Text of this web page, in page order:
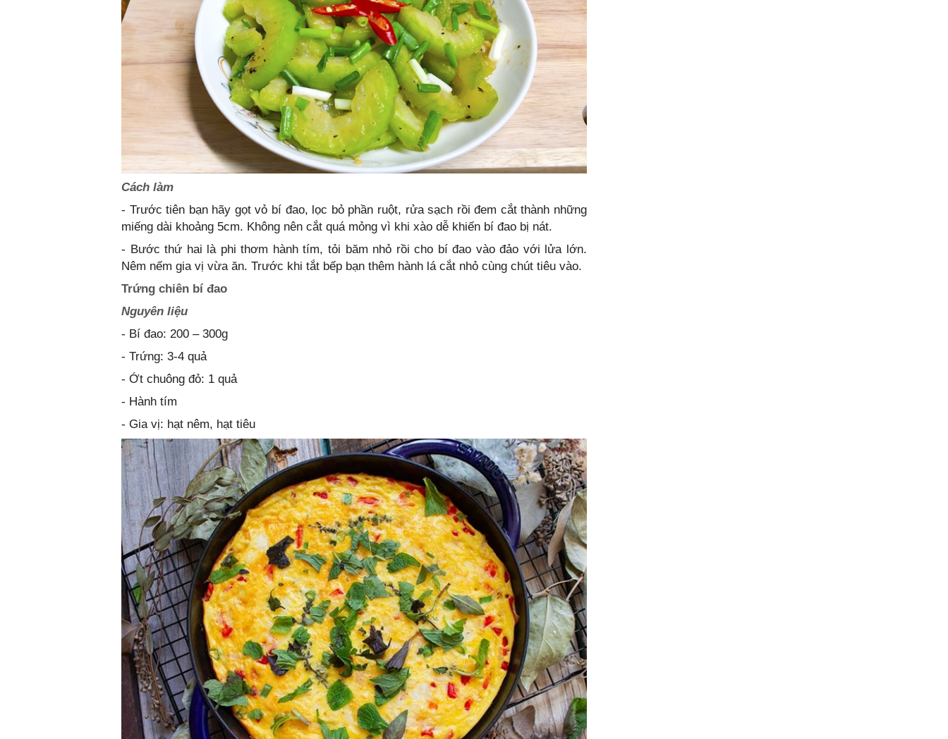
Cách làm
- Trước tiên bạn hãy gọt vỏ bí đao, lọc bỏ phần ruột, rửa sạch rồi đem cắt thành những
miếng dài khoảng 5cm. Không nên cắt quá mỏng vì khi xào dễ khiến bí đao bị nát.
- Bước thứ hai là phi thơm hành tím, tỏi băm nhỏ rồi cho bí đao vào đảo với lửa lớn.
Nêm nếm gia vị vừa ăn. Trước khi tắt bếp bạn thêm hành lá cắt nhỏ cùng chút tiêu vào.
Trứng chiên bí đao
Nguyên liệu
- Bí đao: 200 – 300g
- Trứng: 3-4 quả
- Ớt chuông đỏ: 1 quả
- Hành tím
- Gia vị: hạt nêm, hạt tiêu